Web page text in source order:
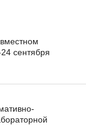
сентября